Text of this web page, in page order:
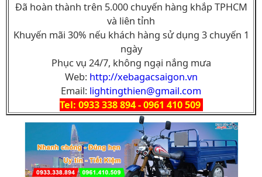
Đã hoàn thành trên 5.000 chuyến hàng khắp TPHCM
và liên tỉnh
Khuyến mãi 30% nếu khách hàng sử dụng 3 chuyến 1
ngày
Phục vụ 24/7, không ngại nắng mưa
Web: http://xebagacsaigon.vn
Email: lightingthien@gmail.com
Tel: 0933 338 894 - 0961 410 509